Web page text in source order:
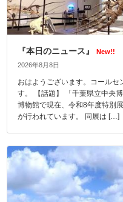
『本日のニュース』
New!!
2026年8月8日
おはようございます。コール
す。 【話題】 「千葉県立中央
博物館で現在、令和8年度特別
が行われています。 同展は […]